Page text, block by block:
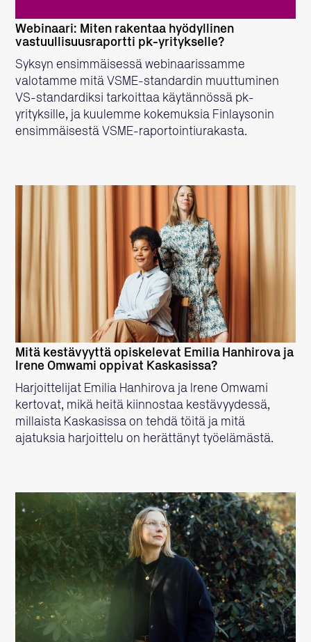
Webinaari: Miten rakentaa hyödyllinen
vastuullisuusraportti pk-yritykselle?
Syksyn ensimmäisessä webinaarissamme
valotamme mitä VSME-standardin muuttuminen
VS-standardiksi tarkoittaa käytännössä pk-
yrityksille, ja kuulemme kokemuksia Finlaysonin
ensimmäisestä VSME-raportointiurakasta.
LUE LISÄÄ
Mitä kestävyyttä opiskelevat Emilia Hanhirova ja
Irene Omwami oppivat Kaskasissa?
Harjoittelijat Emilia Hanhirova ja Irene Omwami
kertovat, mikä heitä kiinnostaa kestävyydessä,
millaista Kaskasissa on tehdä töitä ja mitä
ajatuksia harjoittelu on herättänyt työelämästä.
LUE LISÄÄ